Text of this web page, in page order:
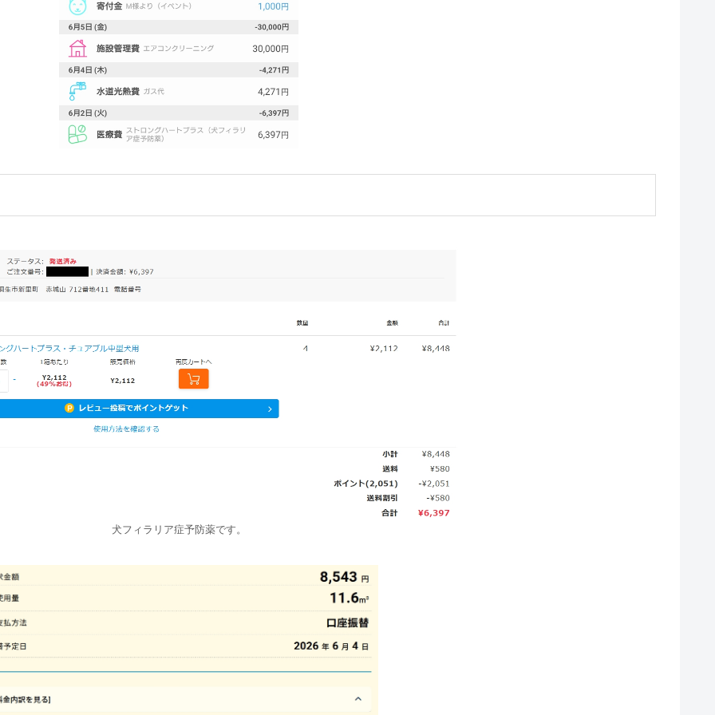
犬フィラリア症予防薬です。